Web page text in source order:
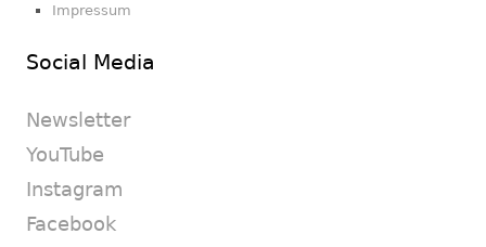
Impressum
Social Media
Newsletter
YouTube
Instagram
Facebook